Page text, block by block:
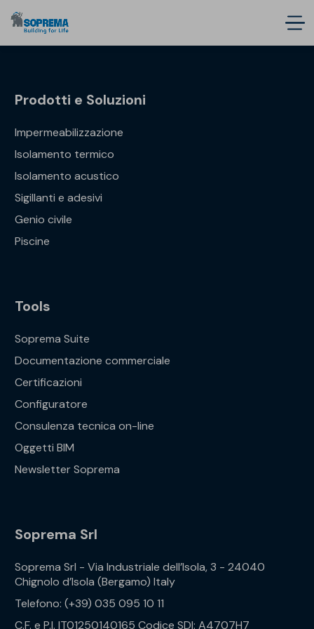
Prodotti e Soluzioni
Impermeabilizzazione
Isolamento termico
Isolamento acustico
Sigillanti e adesivi
Genio civile
Piscine
Tools
Soprema Suite
Documentazione commerciale
Certificazioni
Configuratore
Consulenza tecnica on-line
Oggetti BIM
Newsletter Soprema
Soprema Srl
Soprema Srl - Via Industriale dell’Isola, 3 - 24040
Chignolo d’Isola (Bergamo) Italy
Telefono: (+39) 035 095 10 11
C.F. e P.I. IT01250140165 Codice SDI: A4707H7